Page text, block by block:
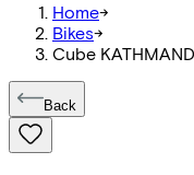
Home->
Bikes->
Cube
Back